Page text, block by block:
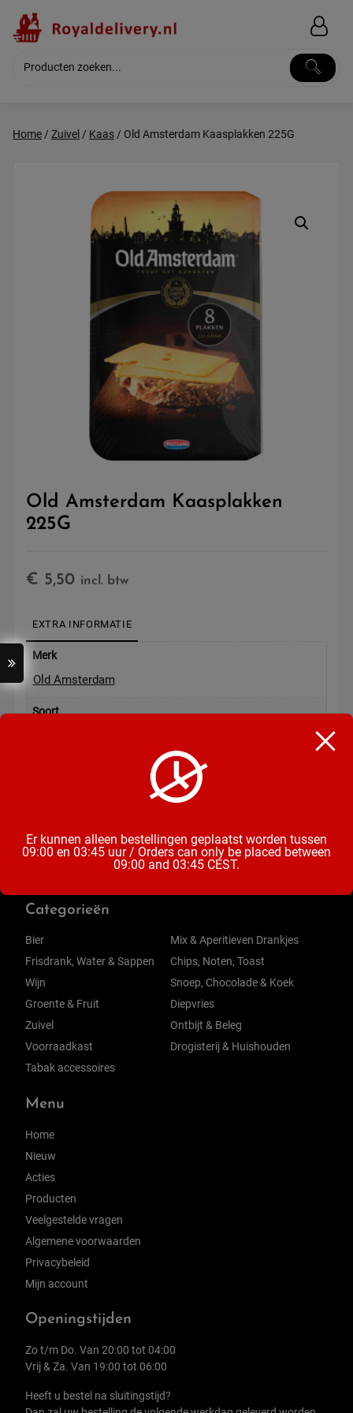
content
Home/ Zuivel / Kaas/ Old Amsterdam Kaasplakken 225G
Old Amsterdam Kaasplakken
225G
€ 5,50 incl. btw
EXTRA INFORMATIE
Merk
Old Amsterdam
Soort
Categorieën
Bier
Frisdrank, Water & Sappen
Wijn
Groente & Fruit
Zuivel
Voorraadkast
Tabak accessoires
Mix & Aperitieven Drankjes
Chips, Noten, Toast
Snoep, Chocolade & Koek
Diepvries
Ontbijt & Beleg
Drogisterij & Huishouden
Menu
Home
Nieuw
Acties
Producten
Veelgestelde vragen
Algemene voorwaarden
Privacybeleid
Mijn account
Openingstijden
Zo t/m Do. Van 20:00 tot 04:00
Vrij & Za. Van 19:00 tot 06:00
Heeft u bestel na sluitingstijd?
Er kunnen alleen bestellingen geplaatst worden tussen
09:00 en 03:45 uur / Orders can only be placed between
09:00 and 03:45 CEST.